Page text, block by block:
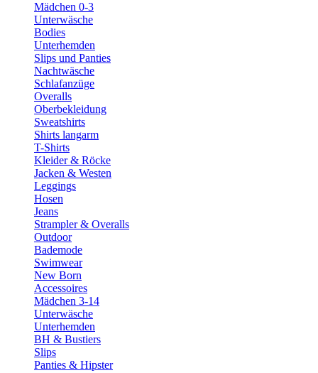
Mädchen 0-3
Unterwäsche
Bodies
Unterhemden
Slips und Panties
Nachtwäsche
Schlafanzüge
Overalls
Oberbekleidung
Sweatshirts
Shirts langarm
T-Shirts
Kleider & Röcke
Jacken & Westen
Leggings
Hosen
Jeans
Strampler & Overalls
Outdoor
Bademode
Swimwear
New Born
Accessoires
Mädchen 3-14
Unterwäsche
Unterhemden
BH & Bustiers
Slips
Panties & Hipster